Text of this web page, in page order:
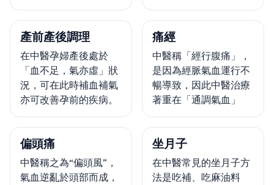
產前產後調理
在中醫孕婦產後處於
「血不足，氣亦虛」狀
況，可在此時補血補氣
亦可改善孕前的疾病。
痛經
中醫稱「經行腹痛」，
是因為經脈氣血運行不
暢導致，因此中醫治療
著重在「通調氣血」
偏頭痛
中醫稱之為“偏頭風”，
氣血逆亂於頭部而成，
坐月子
在中醫常見的坐月子方
法是吃補、吃麻油料